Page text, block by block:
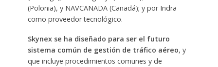
(Polonia), y NAVCANADA (Canadá); y por Indra
como proveedor tecnológico.
Skynex se ha diseñado para ser el futuro
sistema común de gestión de tráfico aéreo, y
que incluye procedimientos comunes y de